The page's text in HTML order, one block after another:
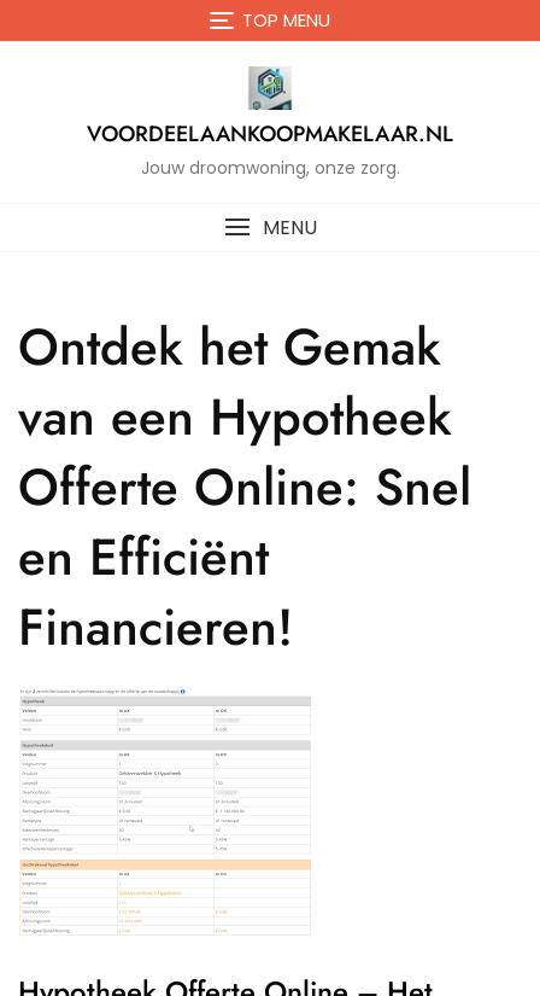
de
TOP MENU
VOORDEELAANKOOPMAKELAAR.NL
Jouw droomwoning, onze zorg.
MENU
Ontdek het Gemak
van een Hypotheek
Offerte Online: Snel
en Efficiënt
Financieren!